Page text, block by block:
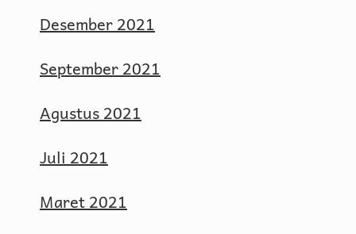
Desember 2021
September 2021
Agustus 2021
Juli 2021
Maret 2021